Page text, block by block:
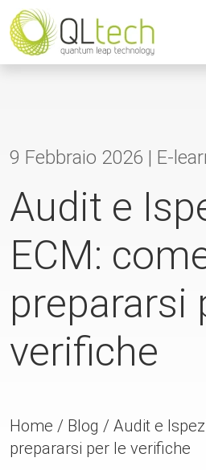
9 Febbraio 2026 | E-
Audit e
ECM:
prepararsi
verifiche
Home / Blog / Audit e
prepararsi per le verifiche